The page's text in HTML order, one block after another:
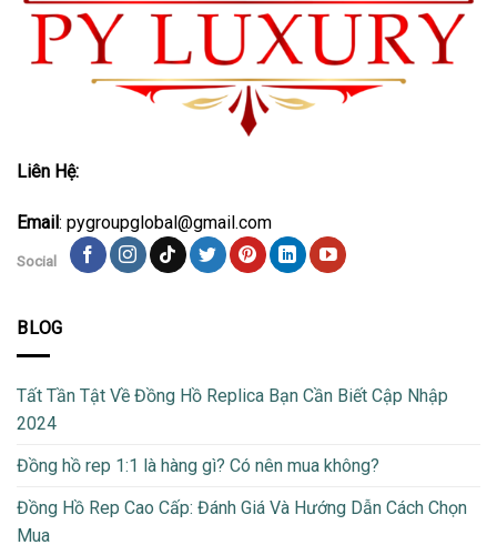
Liên Hệ:
Email: pygroupglobal@gmail.com
Social
BLOG
Tất Tần Tật Về Đồng Hồ Replica Bạn Cần Biết Cập Nhập
2024
Đồng hồ rep 1:1 là hàng gì? Có nên mua không?
Đồng Hồ Rep Cao Cấp: Đánh Giá Và Hướng Dẫn Cách Chọn
Mua